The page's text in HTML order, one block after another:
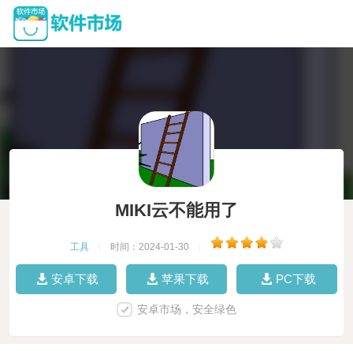
MIKI云不能用了
工具 时间：2024-01-30
安卓下载 苹果下载 PC下载
安卓市场，安全绿色